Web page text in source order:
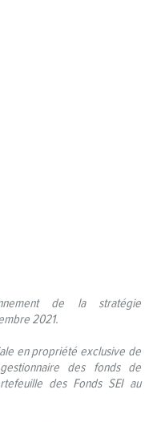
de la stratégie
2021.
en propriété exclusive de
des fonds de
des Fonds SEI au